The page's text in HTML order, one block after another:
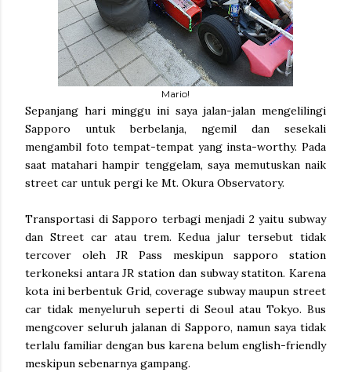
Mario!
Sepanjang hari minggu ini saya jalan-jalan mengelilingi
Sapporo untuk berbelanja, ngemil dan sesekali
mengambil foto tempat-tempat yang insta-worthy. Pada
saat matahari hampir tenggelam, saya memutuskan naik
street car untuk pergi ke Mt. Okura Observatory.
Transportasi di Sapporo terbagi menjadi 2 yaitu subway
dan Street car atau trem. Kedua jalur tersebut tidak
tercover oleh JR Pass meskipun sapporo station
terkoneksi antara JR station dan subway statiton. Karena
kota ini berbentuk Grid, coverage subway maupun street
car tidak menyeluruh seperti di Seoul atau Tokyo. Bus
mengcover seluruh jalanan di Sapporo, namun saya tidak
terlalu familiar dengan bus karena belum english-friendly
meskipun sebenarnya gampang.